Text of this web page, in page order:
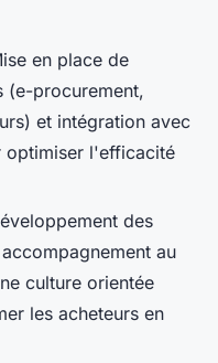
en place de
(e-procurement,
et intégration avec
optimiser l'efficacité
des
au
culture orientée
les acheteurs en